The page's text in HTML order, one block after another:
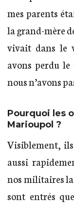
mes parents
la grand-mère
vivait dans le
avons perdu
nous n’avons
Pourquoi les
Marioupol ?
Visiblement,
aussi
nos militaires
sont entrés